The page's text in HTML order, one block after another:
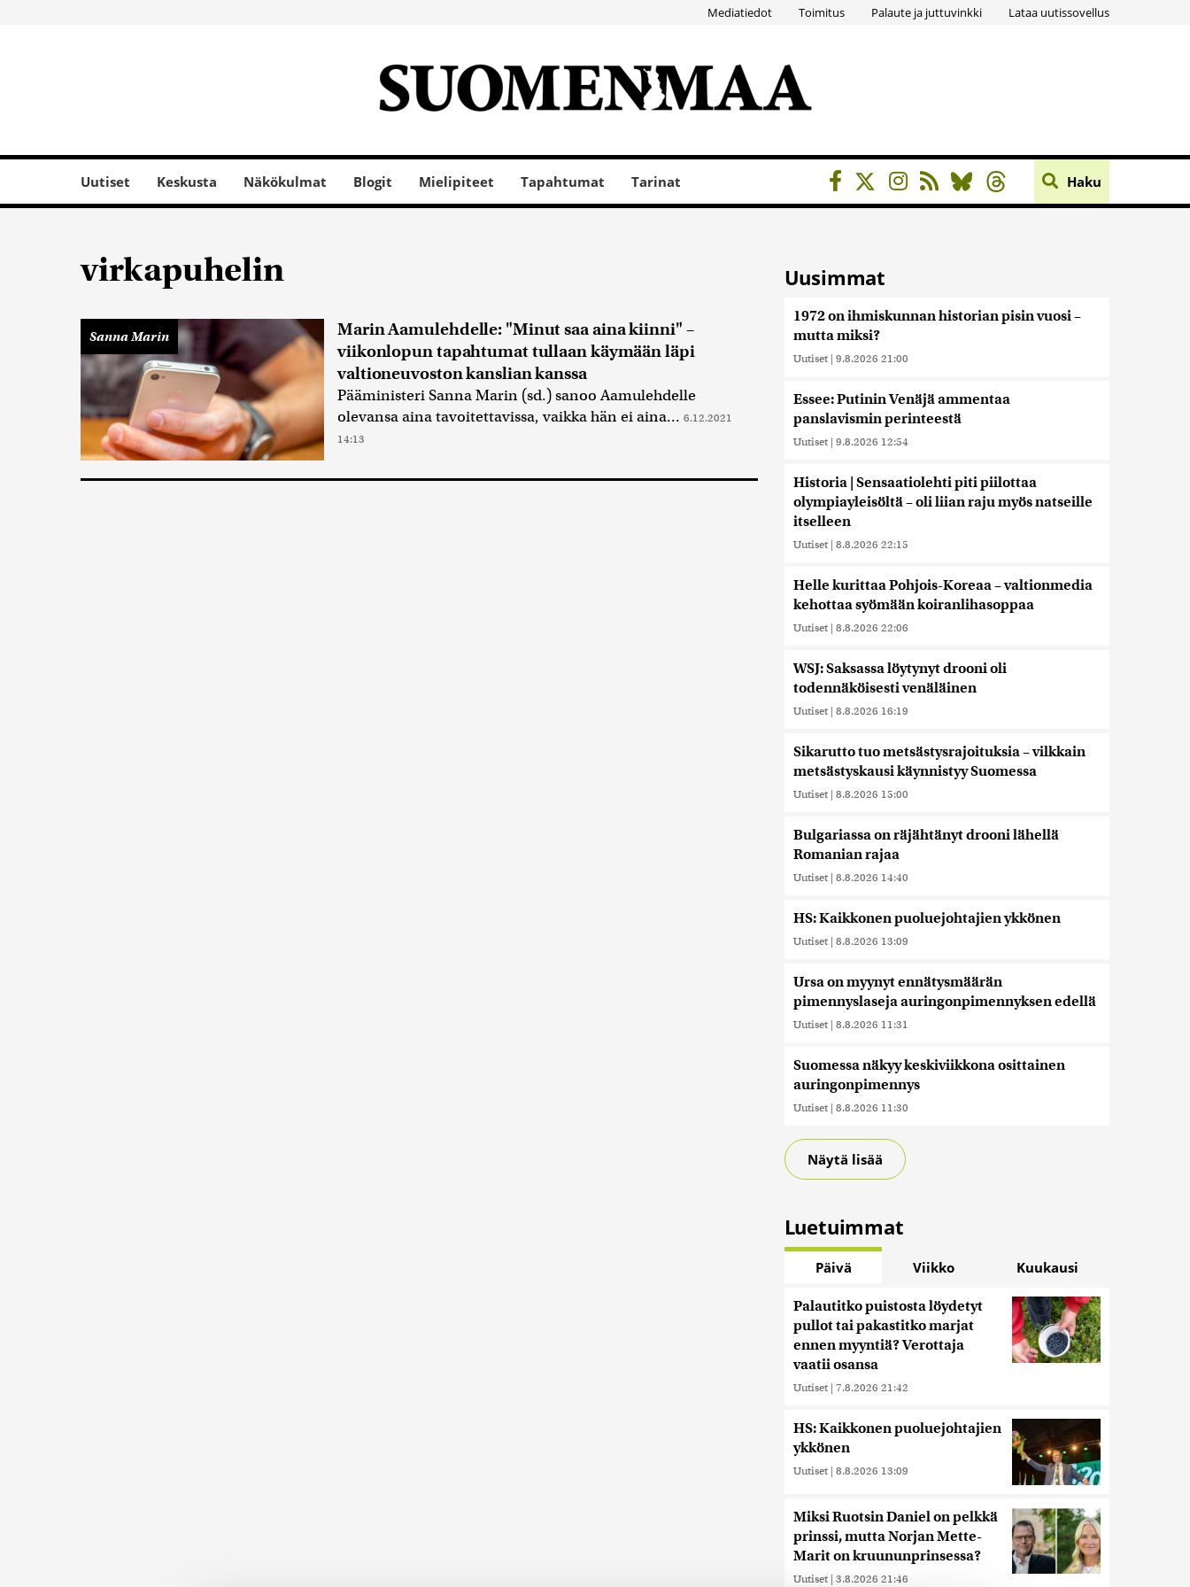
Mediatiedot Toimitus Palaute ja juttuvinkki Lataa uutissovellus
Uutiset Keskusta Näkökulmat Blogit Mielipiteet Tapahtumat Tarinat Haku
virkapuhelin
Sanna Marin
Marin Aamulehdelle: "Minut saa aina kiinni" –
viikonlopun tapahtumat tullaan käymään läpi
valtioneuvoston kanslian kanssa
Pääministeri Sanna Marin (sd.) sanoo Aamulehdelle
olevansa aina tavoitettavissa, vaikka hän ei aina... 6.12.2021
14:13
Uusimmat
1972 on ihmiskunnan historian pisin vuosi –
mutta miksi?
Uutiset | 9.8.2026 21:00
Essee: Putinin Venäjä ammentaa
panslavismin perinteestä
Uutiset | 9.8.2026 12:54
Historia | Sensaatiolehti piti piilottaa
olympiayleisöltä – oli liian raju myös natseille
itselleen
Uutiset | 8.8.2026 22:15
Helle kurittaa Pohjois-Koreaa – valtionmedia
kehottaa syömään koiranlihasoppaa
Uutiset | 8.8.2026 22:06
WSJ: Saksassa löytynyt drooni oli
todennäköisesti venäläinen
Uutiset | 8.8.2026 16:19
Sikarutto tuo metsästysrajoituksia – vilkkain
metsästyskausi käynnistyy Suomessa
Uutiset | 8.8.2026 15:00
Bulgariassa on räjähtänyt drooni lähellä
Romanian rajaa
Uutiset | 8.8.2026 14:40
HS: Kaikkonen puoluejohtajien ykkönen
Uutiset | 8.8.2026 13:09
Ursa on myynyt ennätysmäärän
pimennyslaseja auringonpimennyksen edellä
Uutiset | 8.8.2026 11:31
Suomessa näkyy keskiviikkona osittainen
auringonpimennys
Uutiset | 8.8.2026 11:30
Näytä lisää
Luetuimmat
Päivä Viikko Kuukausi
Palautitko puistosta löydetyt
pullot tai pakastitko marjat
ennen myyntiä? Verottaja
vaatii osansa
Uutiset | 7.8.2026 21:42
HS: Kaikkonen puoluejohtajien
ykkönen
Uutiset | 8.8.2026 13:09
Miksi Ruotsin Daniel on pelkkä
prinssi, mutta Norjan Mette-
Marit on kruununprinsessa?
Uutiset | 3.8.2026 21:46